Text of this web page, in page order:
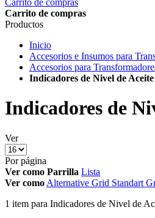
Carrito de compras
Carrito de compras
Productos
Inicio
Accesorios e Insumos para
Accesorios para
Indicadores de Nivel de Aceite
Indicadores de
Ver
Por página
Ver como Parrilla Lista
Ver como Alternative Grid Standart
1 item para Indicadores de Nivel de